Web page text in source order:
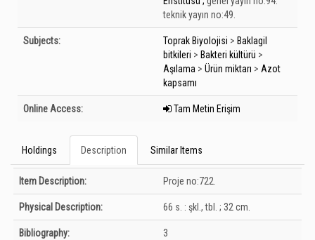
teknik yayın no:49.
Subjects: Toprak Biyolojisi > Baklagil
bitkileri > Bakteri kültürü >
Aşılama > Ürün miktarı > Azot
kapsamı
Online Access: Tam Metin Erişim
Holdings Description Similar Items
Description
Item Description: Proje no:722.
Physical Description: 66 s. : şkl., tbl. ; 32 cm.
Bibliography: 3